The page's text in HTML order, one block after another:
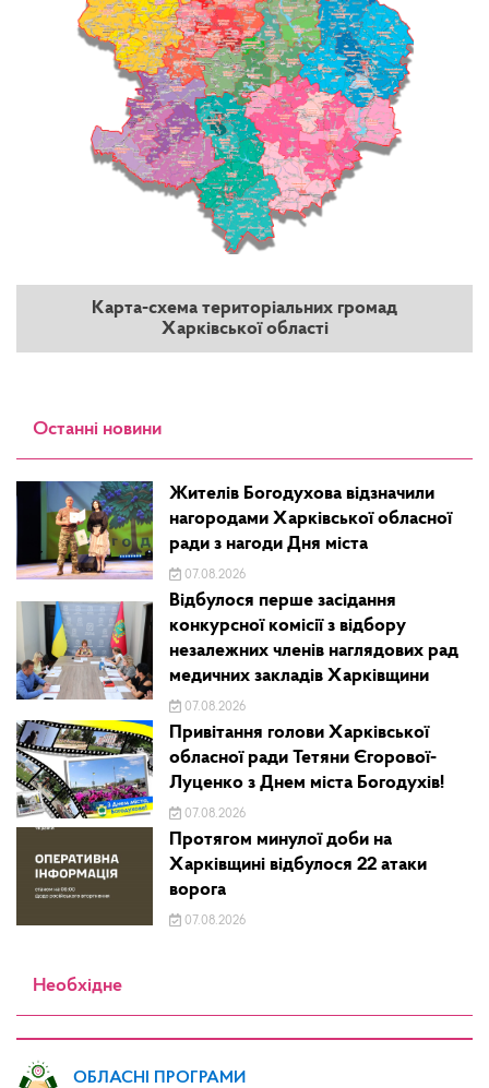
Карта-схема територіальних громад
Харківської області
Останні новини
Жителів Богодухова відзначили
нагородами Харківської обласної
ради з нагоди Дня міста
07.08.2026
Відбулося перше засідання
конкурсної комісії з відбору
незалежних членів наглядових рад
медичних закладів Харківщини
07.08.2026
Привітання голови Харківської
обласної ради Тетяни Єгорової-
Луценко з Днем міста Богодухів!
07.08.2026
Протягом минулої доби на
Харківщині відбулося 22 атаки
ворога
07.08.2026
Необхідне
ОБЛАСНІ ПРОГРАМИ